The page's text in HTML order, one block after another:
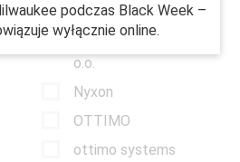
Noegel Parco
NOEGEL POLSKA Sp. z
o.o.
Nyxon
OTTIMO
ottimo systems
podczas Black Week –
wyłącznie online.